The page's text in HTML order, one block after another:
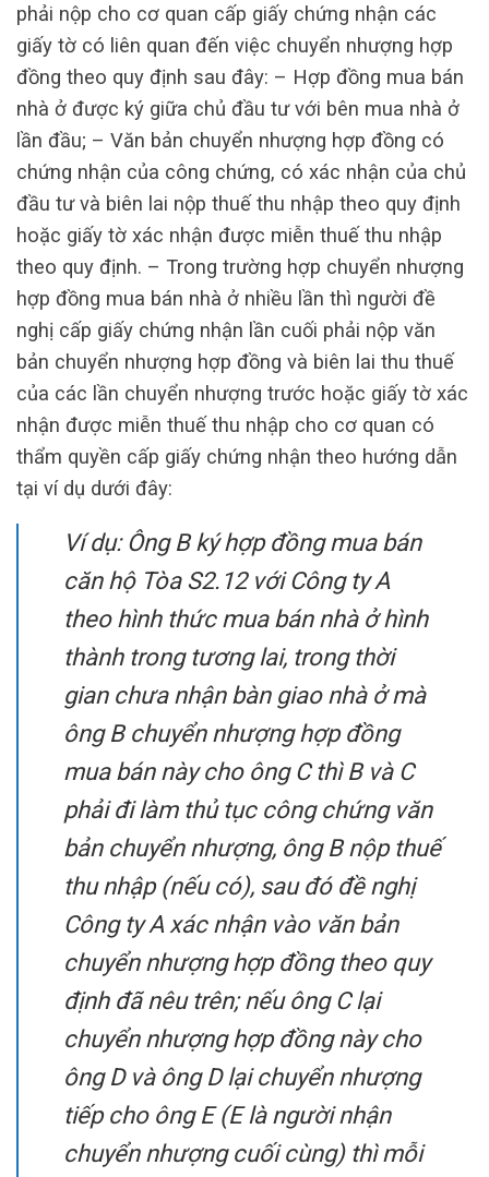
phải nộp cho cơ quan cấp giấy chứng nhận các
giấy tờ có liên quan đến việc chuyển nhượng hợp
đồng theo quy định sau đây: – Hợp đồng mua bán
nhà ở được ký giữa chủ đầu tư với bên mua nhà ở
lần đầu; – Văn bản chuyển nhượng hợp đồng có
chứng nhận của công chứng, có xác nhận của chủ
đầu tư và biên lai nộp thuế thu nhập theo quy định
hoặc giấy tờ xác nhận được miễn thuế thu nhập
theo quy định. – Trong trường hợp chuyển nhượng
hợp đồng mua bán nhà ở nhiều lần thì người đề
nghị cấp giấy chứng nhận lần cuối phải nộp văn
bản chuyển nhượng hợp đồng và biên lai thu thuế
của các lần chuyển nhượng trước hoặc giấy tờ xác
nhận được miễn thuế thu nhập cho cơ quan có
thẩm quyền cấp giấy chứng nhận theo hướng dẫn
tại ví dụ dưới đây:
Ví dụ: Ông B ký hợp đồng mua bán
căn hộ Tòa S2.12 với Công ty A
theo hình thức mua bán nhà ở hình
thành trong tương lai, trong thời
gian chưa nhận bàn giao nhà ở mà
ông B chuyển nhượng hợp đồng
mua bán này cho ông C thì B và C
phải đi làm thủ tục công chứng văn
bản chuyển nhượng, ông B nộp thuế
thu nhập (nếu có), sau đó đề nghị
Công ty A xác nhận vào văn bản
chuyển nhượng hợp đồng theo quy
định đã nêu trên; nếu ông C lại
chuyển nhượng hợp đồng này cho
ông D và ông D lại chuyển nhượng
tiếp cho ông E (E là người nhận
chuyển nhượng cuối cùng) thì mỗi